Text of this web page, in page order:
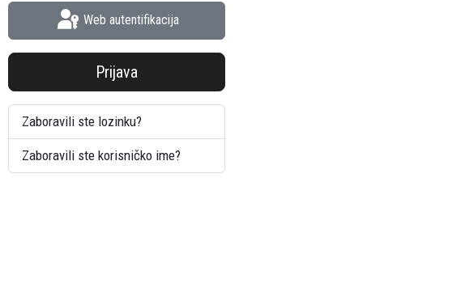
Web autentifikacija
Prijava
Zaboravili ste lozinku?
Zaboravili ste korisničko ime?